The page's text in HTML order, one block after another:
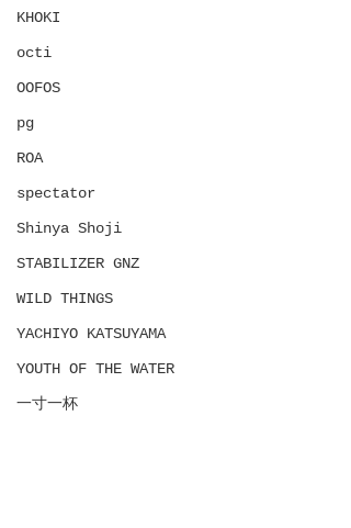
KHOKI
octi
OOFOS
pg
ROA
spectator
Shinya Shoji
STABILIZER GNZ
WILD THINGS
YACHIYO KATSUYAMA
YOUTH OF THE WATER
一寸一杯